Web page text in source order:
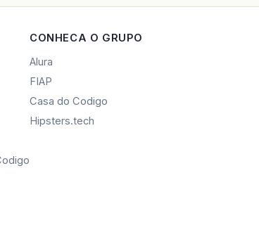
CONHECA O GRUPO
Alura
FIAP
Casa do Codigo
Hipsters.tech